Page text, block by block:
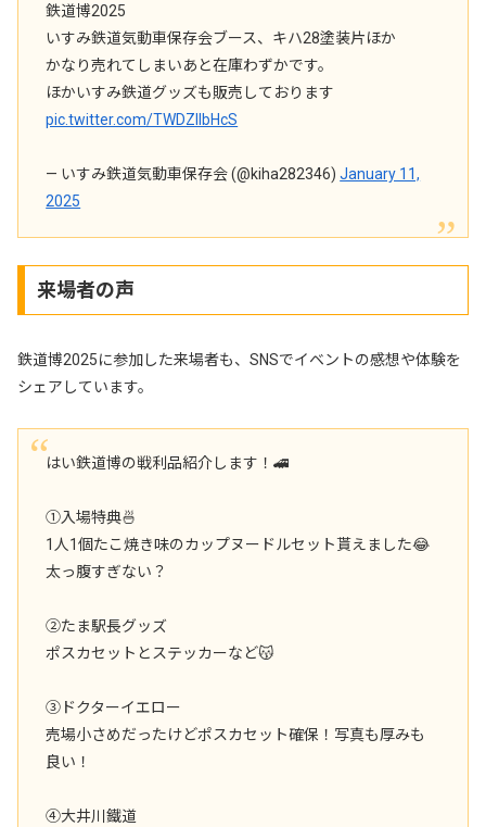
鉄道博2025
いすみ鉄道気動車保存会ブース、キハ28塗装片ほか
かなり売れてしまいあと在庫わずかです。
ほかいすみ鉄道グッズも販売しております
pic.twitter.com/TWDZIlbHcS
— いすみ鉄道気動車保存会 (@kiha282346)January 11,
2025
来場者の声
鉄道博2025に参加した来場者も、SNSでイベントの感想や体験を
シェアしています。
はい鉄道博の戦利品紹介します！🚄
①入場特典🍜
1人1個たこ焼き味のカップヌードルセット貰えました😂
太っ腹すぎない？
②たま駅長グッズ
ポスカセットとステッカーなど😽
③ドクターイエロー
売場小さめだったけどポスカセット確保！写真も厚みも
良い！
④大井川鐵道